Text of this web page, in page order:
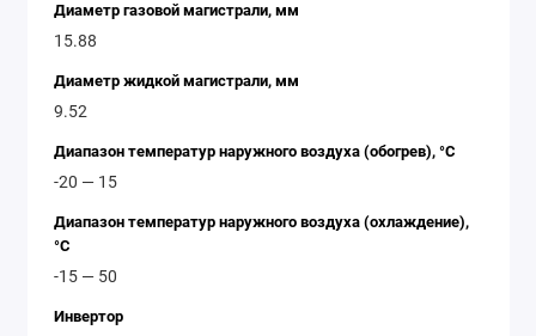
Диаметр газовой магистрали, мм
15.88
Диаметр жидкой магистрали, мм
9.52
Диапазон температур наружного воздуха (обогрев), °C
-20 — 15
Диапазон температур наружного воздуха (охлаждение),
°C
-15 — 50
Инвертор